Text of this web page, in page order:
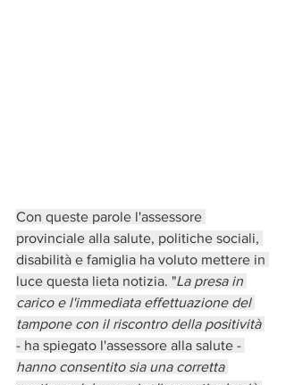
Con queste parole l'assessore
provinciale alla salute, politiche sociali,
disabilità e famiglia ha voluto mettere in
luce questa lieta notizia. "La presa in
carico e l'immediata effettuazione del
tampone con il riscontro della positività
- ha spiegato l'assessore alla salute -
hanno consentito sia una corretta